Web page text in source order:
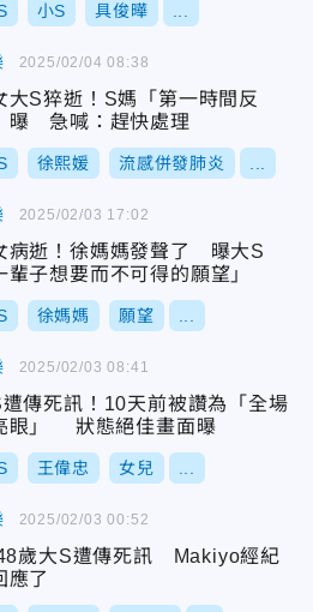
小S 具俊曄
大S猝逝！S媽「第一時間反
曝 急喊：趕快處理
徐熙媛 流感併發肺炎
2025/02/04 08:38
病逝！徐媽媽發聲了 曝大S
輩子想要而不可得的願望」
徐媽媽 願望
2025/02/03 17:02
傳死訊！10天前被讚為「全場
眼」 狀態絕佳畫面曝
王偉忠 女兒
2025/02/03 08:41
歲大S遭傳死訊 Makiyo經紀
應了
2025/02/03 00:52